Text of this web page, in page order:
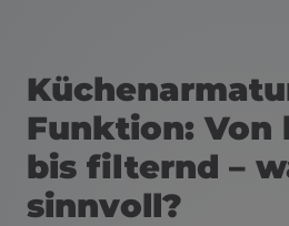
Funktion: Von
bis filternd –
sinnvoll?